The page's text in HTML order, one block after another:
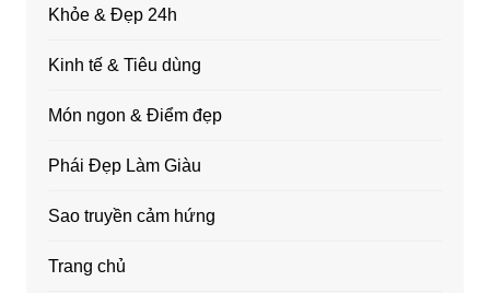
Khỏe & Đẹp 24h
Kinh tế & Tiêu dùng
Món ngon & Điểm đẹp
Phái Đẹp Làm Giàu
Sao truyền cảm hứng
Trang chủ